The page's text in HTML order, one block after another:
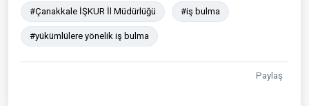
#Çanakkale İŞKUR İl Müdürlüğü #iş bulma
#yükümlülere yönelik iş bulma
Paylaş